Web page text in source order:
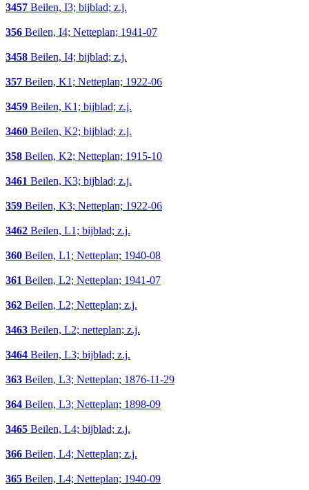
3457 Beilen, I3; bijblad; z.j.
356 Beilen, I4; Netteplan; 1941-07
3458 Beilen, I4; bijblad; z.j.
357 Beilen, K1; Netteplan; 1922-06
3459 Beilen, K1; bijblad; z.j.
3460 Beilen, K2; bijblad; z.j.
358 Beilen, K2; Netteplan; 1915-10
3461 Beilen, K3; bijblad; z.j.
359 Beilen, K3; Netteplan; 1922-06
3462 Beilen, L1; bijblad; z.j.
360 Beilen, L1; Netteplan; 1940-08
361 Beilen, L2; Netteplan; 1941-07
362 Beilen, L2; Netteplan; z.j.
3463 Beilen, L2; netteplan; z.j.
3464 Beilen, L3; bijblad; z.j.
363 Beilen, L3; Netteplan; 1876-11-29
364 Beilen, L3; Netteplan; 1898-09
3465 Beilen, L4; bijblad; z.j.
366 Beilen, L4; Netteplan; z.j.
365 Beilen, L4; Netteplan; 1940-09